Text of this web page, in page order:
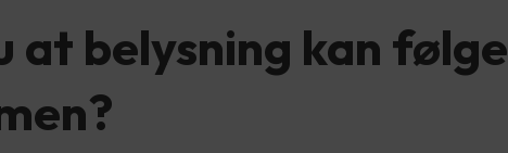
at belysning kan følge